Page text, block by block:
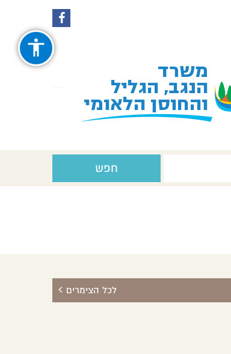
עקבו
אחרינו
ב-
Facebook
עקבו
Instagram
חפש
לכל הצימרים